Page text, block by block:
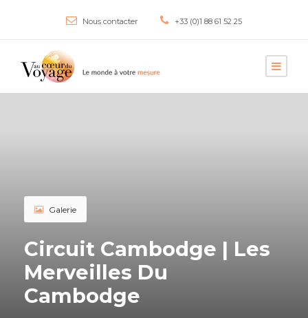
Nous contacter +33 (0)1 88 61 52 25
Galerie
Circuit Cambodge | Les
Merveilles Du
Cambodge